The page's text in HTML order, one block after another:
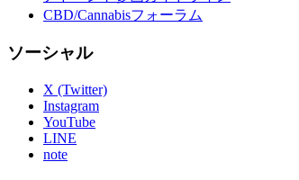
CBD/Cannabisフォーラム
ソーシャル
X (Twitter)
Instagram
YouTube
LINE
note